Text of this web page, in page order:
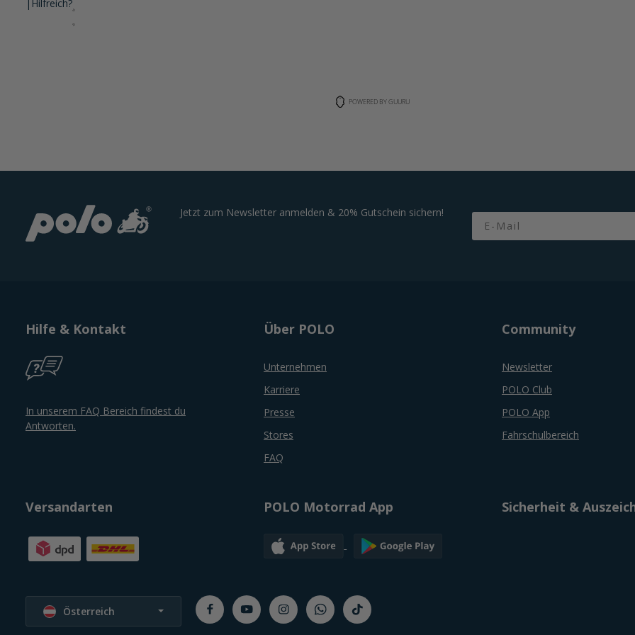
| Hilfreich?
POWERED BY GUURU
Jetzt zum Newsletter anmelden & 20% Gutschein sichern! Email
Hilfe & Kontakt
In unserem FAQ Bereich findest du
Antworten.
Über POLO
Unternehmen
Karriere
Presse
Stores
FAQ
Community
Newsletter
POLO Club
POLO App
Fahrschulbereich
Versandarten POLO Motorrad App Sicherheit &
Sprache wählen
Österreich